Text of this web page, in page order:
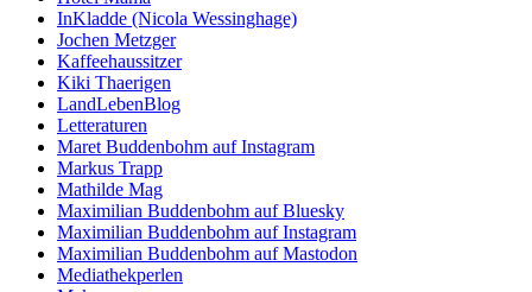
InKladde (Nicola Wessinghage)
Jochen Metzger
Kaffeehaussitzer
Kiki Thaerigen
LandLebenBlog
Letteraturen
Maret Buddenbohm auf Instagram
Markus Trapp
Mathilde Mag
Maximilian Buddenbohm auf Bluesky
Maximilian Buddenbohm auf Instagram
Maximilian Buddenbohm auf Mastodon
Mediathekperlen